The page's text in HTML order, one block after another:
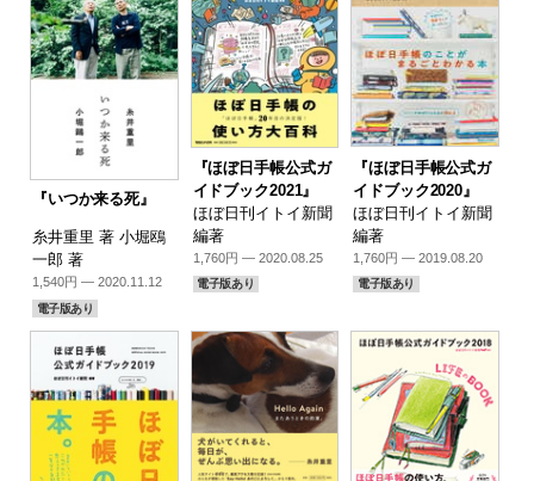
『いつか来る死』
糸井重里 著 小堀鴎
一郎 著
1,540円 — 2020.11.12
電子版あり
『ほぼ日手帳公式ガ
イドブック2021』
ほぼ日刊イトイ新聞
編著
1,760円 — 2020.08.25
電子版あり
『ほぼ日手帳公式ガ
イドブック2020』
ほぼ日刊イトイ新聞
編著
1,760円 — 2019.08.20
電子版あり